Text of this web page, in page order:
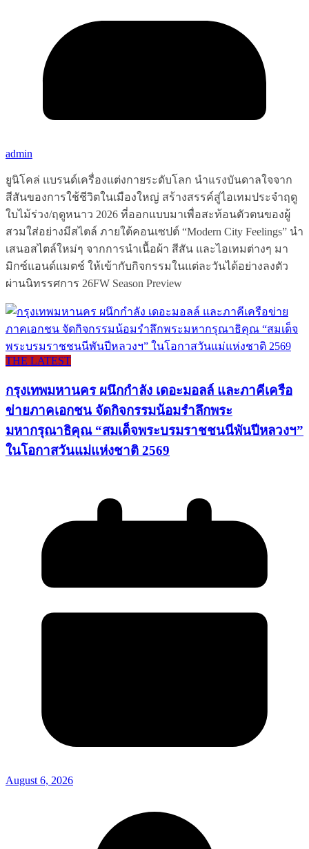
admin
ยูนิโคล่ แบรนด์เครื่องแต่งกายระดับโลก นำแรงบันดาลใจจาก
สีสันของการใช้ชีวิตในเมืองใหญ่ สร้างสรรค์สู่ไอเทมประจำฤดู
ใบไม้ร่วง/ฤดูหนาว 2026 ที่ออกแบบมาเพื่อสะท้อนตัวตนของผู้
สวมใส่อย่างมีสไตล์ ภายใต้คอนเซปต์ “Modern City Feelings” นำ
เสนอสไตล์ใหม่ๆ จากการนำเนื้อผ้า สีสัน และไอเทมต่างๆ มา
มิกซ์แอนด์แมตช์ ให้เข้ากับกิจกรรมในแต่ละวันได้อย่างลงตัว
ผ่านนิทรรศการ 26FW Season Preview
THE LATEST
กรุงเทพมหานคร ผนึกกำลัง เดอะมอลล์ และภาคีเครือ
ข่ายภาคเอกชน จัดกิจกรรมน้อมรำลึกพระ
มหากรุณาธิคุณ “สมเด็จพระบรมราชชนนีพันปีหลวงฯ”
ในโอกาสวันแม่แห่งชาติ 2569
August 6, 2026